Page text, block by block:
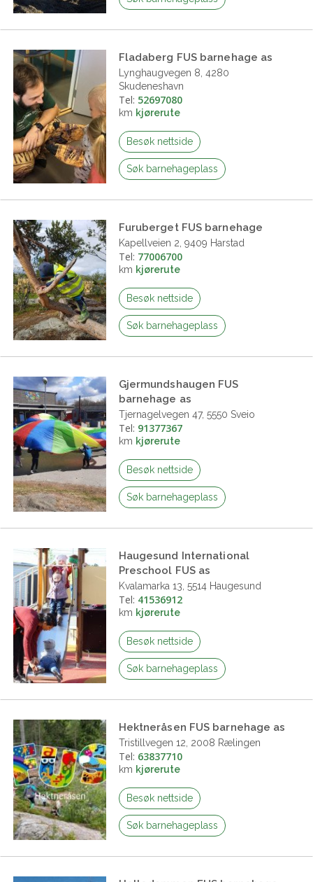
Fladaberg FUS barnehage as
Lynghaugvegen 8, 4280
Skudeneshavn
Tel: 52697080
km kjørerute
Besøk nettside
Søk barnehageplass
Furuberget FUS barnehage
Kapellveien 2, 9409 Harstad
Tel: 77006700
km kjørerute
Besøk nettside
Søk barnehageplass
Gjermundshaugen FUS
barnehage as
Tjernagelvegen 47, 5550 Sveio
Tel: 91377367
km kjørerute
Besøk nettside
Søk barnehageplass
Haugesund International
Preschool FUS as
Kvalamarka 13, 5514 Haugesund
Tel: 41536912
km kjørerute
Besøk nettside
Søk barnehageplass
Hektneråsen FUS barnehage as
Tristillvegen 12, 2008 Rælingen
Tel: 63837710
km kjørerute
Besøk nettside
Søk barnehageplass